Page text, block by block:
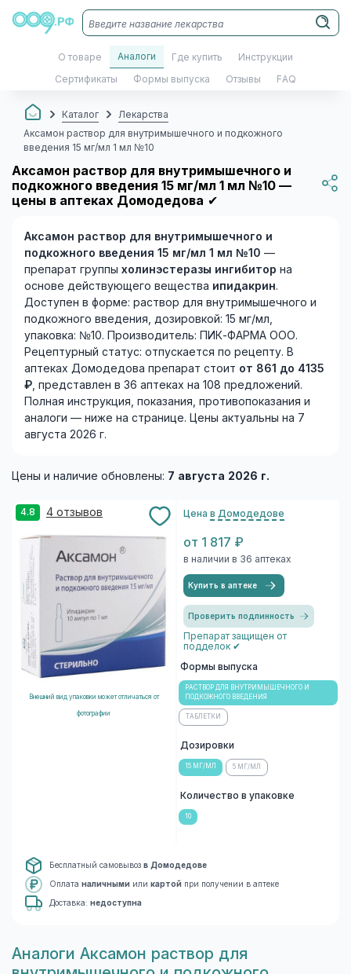
О товаре Аналоги Где купить Инструкции
Сертификаты Формы выпуска Отзывы FAQ
Каталог
Лекарства
Аксамон раствор для внутримышечного и подкожного
введения 15 мг/мл 1 мл №10
Аксамон раствор для внутримышечного и
подкожного введения 15 мг/мл 1 мл №10 —
цены в аптеках Домодедова ✔
Аксамон раствор для внутримышечного и
подкожного введения 15 мг/мл 1 мл №10 —
препарат группы холинэстеразы ингибитор на
основе действующего вещества ипидакрин.
Доступен в форме: раствор для внутримышечного и
подкожного введения, дозировкой: 15 мг/мл,
упаковка: №10. Производитель: ПИК-ФАРМА ООО.
Рецептурный статус: отпускается по рецепту. В
аптеках Домодедова препарат стоит от 861 до 4135
₽, представлен в 36 аптеках на 108 предложений.
Полная инструкция, показания, противопоказания и
аналоги — ниже на странице. Цены актуальны на 7
августа 2026 г.
Цены и наличие обновлены: 7 августа 2026 г.
4.8 4 отзывов
Внешний вид упаковки может отличаться от
фотографии
Цена в Домодедове
от 1 817 ₽
в наличии в 36 аптеках
Купить в аптеке
Проверить подлинность
Препарат защищен от
подделок ✔
Формы выпуска
РАСТВОР ДЛЯ ВНУТРИМЫШЕЧНОГО И
ПОДКОЖНОГО ВВЕДЕНИЯ
ТАБЛЕТКИ
Дозировки
15 МГ/МЛ 5 МГ/МЛ
Количество в упаковке
10
Бесплатный самовывоз в Домодедове
Оплата наличными или картой при получении в аптеке
Доставка: недоступна
Aналоги Аксамон раствор для